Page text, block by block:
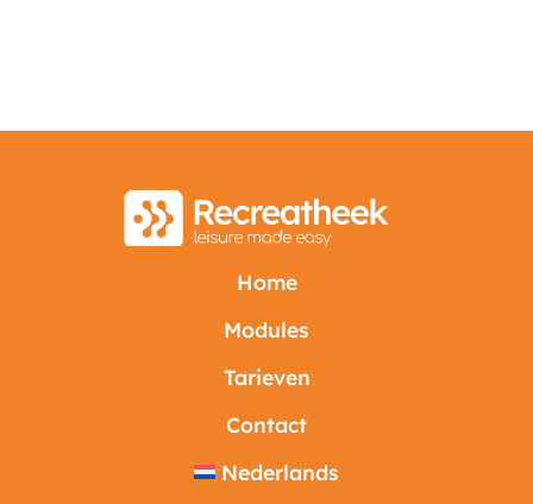
Home
Modules
Tarieven
Contact
Nederlands